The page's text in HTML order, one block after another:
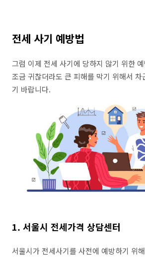
전세 사기 예방법
그럼 이제 전세 사기에 당하지 않기 위한
조금 귀찮더라도 큰 피해를 막기 위해서 차
기 바랍니다.
1. 서울시 전세가격 상담센터
서울시가 전세사기를 사전에 예방하기 위해